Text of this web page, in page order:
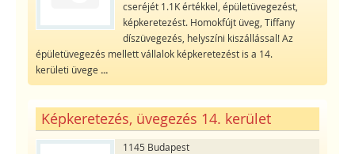
cseréjét 1.1K értékkel, épületüvegezést,
képkeretezést. Homokfújt üveg, Tiffany
díszüvegezés, helyszíni kiszállással! Az
épületüvegezés mellett vállalok képkeretezést is a 14.
kerületi üvege ...
Képkeretezés, üvegezés 14. kerület
1145 Budapest